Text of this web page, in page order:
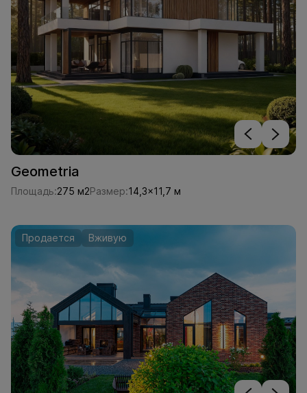
Geometria
Площадь:275 м2Размер:14,3x11,7 м
Продается Вживую